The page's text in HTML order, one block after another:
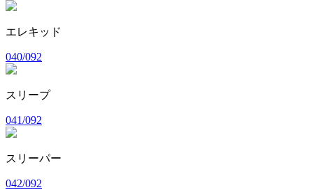
エレキッド
040/092
スリープ
041/092
スリーパー
042/092